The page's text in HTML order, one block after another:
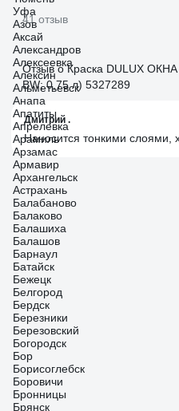
41 отзыв
Отзыв о Краска DULUX
BW; 0,75 л) 5327289
Дмитрий .
Наносится тонкими слоями,
Уфа
Азов
Аксай
Александров
Алексеевка
Алексин
Альметьевск
Анапа
Апатиты
Апрелевка
Арамиль
Арзамас
Армавир
Архангельск
Астрахань
Балабаново
Балаково
Балашиха
Балашов
Барнаул
Батайск
Бежецк
Белгород
Бердск
Березники
Березовский
Богородск
Бор
Борисоглебск
Боровичи
Бронницы
Брянск